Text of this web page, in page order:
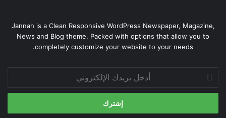
Jannah is a Clean Responsive WordPress Newspaper, Magazine,
News and Blog theme. Packed with options that allow you to
completely customize your website to your needs.
أدخل
بريدك
الإلكتروني